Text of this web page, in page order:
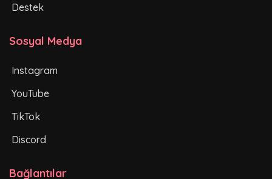
Destek
Sosyal Medya
Instagram
YouTube
TikTok
Discord
Bağlantılar